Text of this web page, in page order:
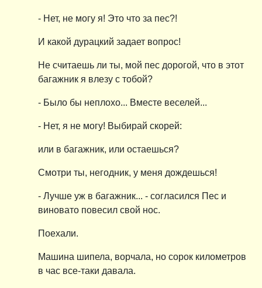
- Нет, не могу я! Это что за пес?!
И какой дурацкий задает вопрос!
Не считаешь ли ты, мой пес дорогой, что в этот
багажник я влезу с тобой?
- Было бы неплохо... Вместе веселей...
- Нет, я не могу! Выбирай скорей:
или в багажник, или остаешься?
Смотри ты, негодник, у меня дождешься!
- Лучше уж в багажник... - согласился Пес и
виновато повесил свой нос.
Поехали.
Машина шипела, ворчала, но сорок километров
в час все-таки давала.